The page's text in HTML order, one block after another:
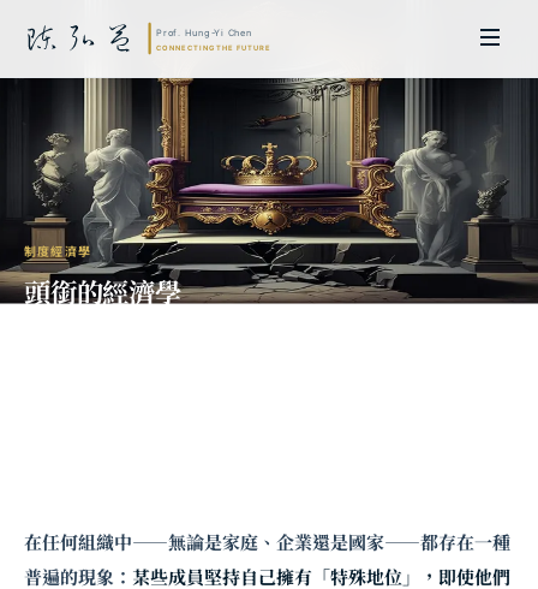
制度經濟學
頭銜的經濟學
在任何組織中——無論是家庭、企業還是國家——都存在一種
普遍的現象： 某些成員堅持自己擁有「特殊地位」，即使他們